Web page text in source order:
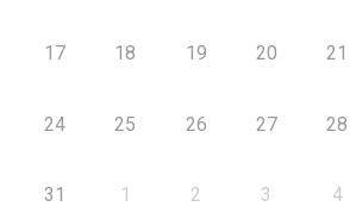
17 18 19 20 21
24 25 26 27 28
31 1 2 3 4